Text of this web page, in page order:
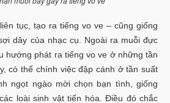
tục, tạo ra tiếng vo ve – cũng giống
dây của nhạc cụ. Ngoài ra muỗi đực
hướng phát ra tiếng vo ve ở những tần
có thể chính việc đập cánh ở tần suất
ngọt ngào mời chọn bạn tình, giống
loài sinh vật tiến hóa. Điều đó chắc